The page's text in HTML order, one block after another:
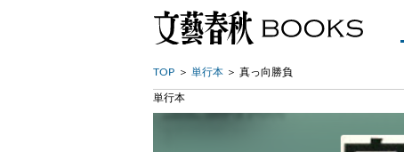
TOP 単行本 真っ向勝負
単行本